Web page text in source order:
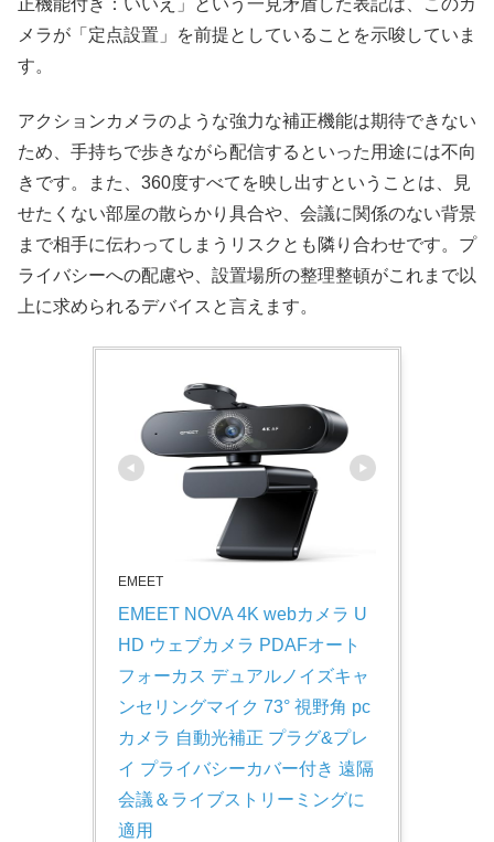
メラが「定点設置」を前提としていることを示唆していま
す。
アクションカメラのような強力な補正機能は期待できない
ため、手持ちで歩きながら配信するといった用途には不向
きです。また、360度すべてを映し出すということは、見
せたくない部屋の散らかり具合や、会議に関係のない背景
まで相手に伝わってしまうリスクとも隣り合わせです。プ
ライバシーへの配慮や、設置場所の整理整頓がこれまで以
上に求められるデバイスと言えます。
EMEET
EMEET NOVA 4K webカメラ U
HD ウェブカメラ PDAFオート
フォーカス デュアルノイズキャ
ンセリングマイク 73° 視野角 pc
カメラ 自動光補正 プラグ&プレ
イ プライバシーカバー付き 遠隔
会議＆ライブストリーミングに
適用